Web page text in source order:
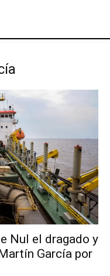
Nul el dragado y
García por